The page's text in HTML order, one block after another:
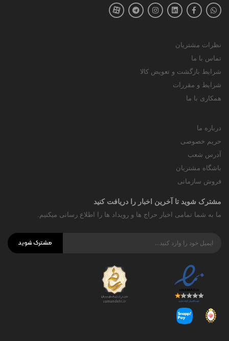
نظرات مشتریان
تماس با ما
شرایط بازگشت و تعویض کالا
شرایط و مقررات
همکاری با ما
درباره ما
حریم خصوصی
آدرس شعب
باشگاه مشتریان
فروش سازمانی
مشترک شوید تا آخرین اخبار را دریافت کنید
ما به شما تمامی اخبار حراج ها و رویداد ها را اطلاع رسانی میکنیم.
مشترک شوید